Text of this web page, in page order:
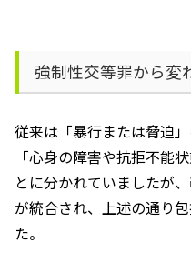
強制性交等罪から変
従来は「暴行または脅迫
「心身の障害や抗拒不能
とに分かれていましたが
が統合され、上述の通り
た。